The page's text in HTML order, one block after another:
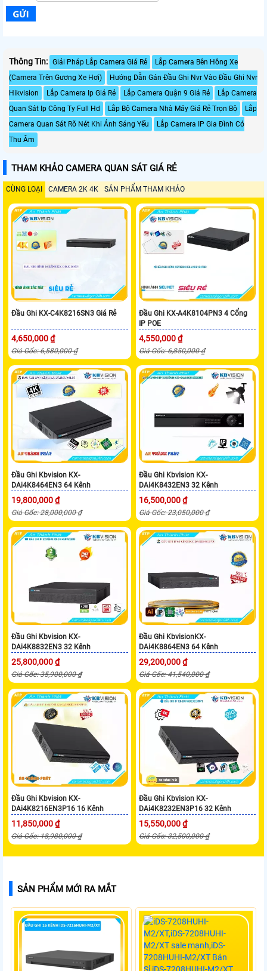
Thông Tin: Giải Pháp Lắp Camera Giá Rẻ
Lắp Camera Bên Hông Xe
(Camera Trên Gương Xe Hơi)
Hướng Dẫn Gán Đầu Ghi Nvr Vào Đầu Ghi Nvr
Hikvision
Lắp Camera Ip Giá Rẻ Lắp Camera Quận 9 Giá Rẻ
Lắp Camera
Quan Sát Ip Công Ty Full Hd
Lắp Bộ Camera Nhà Máy Giá Rẻ Trọn Bộ
Lắp
Camera Quan Sát Rõ Nét Khi Ánh Sáng Yếu
Lắp Camera IP Gia Đình Có
Thu Âm
THAM KHẢO CAMERA QUAN SÁT GIÁ RẺ
CÙNG LOẠI CAMERA 2K 4K SẢN PHẨM THAM KHẢO
Đầu Ghi KX-C4K8216SN3 Giá Rẻ
4,650,000 ₫
Giá Gốc: 6,580,000 ₫
Đầu Ghi KX-A4K8104PN3 4 Cổng
IP POE
4,550,000 ₫
Giá Gốc: 6,850,000 ₫
Đầu Ghi Kbvision KX-
DAi4K8464EN3 64 Kênh
19,800,000 ₫
Giá Gốc: 28,000,000 ₫
Đầu Ghi Kbvision KX-
DAi4K8432EN3 32 Kênh
16,500,000 ₫
Giá Gốc: 23,050,000 ₫
Đầu Ghi Kbvision KX-
DAi4K8832EN3 32 Kênh
25,800,000 ₫
Giá Gốc: 35,900,000 ₫
Đầu Ghi KbvisionKX-
DAi4K8864EN3 64 Kênh
29,200,000 ₫
Giá Gốc: 41,540,000 ₫
Đầu Ghi Kbvision KX-
DAi4K8216EN3P16 16 Kênh
11,850,000 ₫
Giá Gốc: 18,980,000 ₫
Đầu Ghi Kbvision KX-
DAi4K8232EN3P16 32 Kênh
15,550,000 ₫
Giá Gốc: 32,500,000 ₫
SẢN PHẨM MỚI RA MẮT